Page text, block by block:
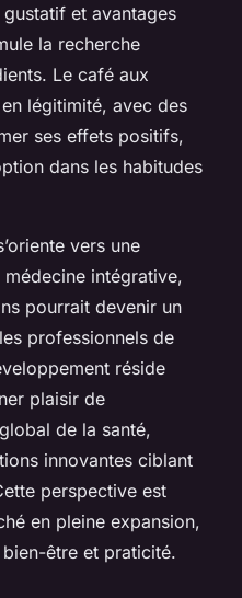
et avantages
la recherche
Le café aux
légitimité, avec des
ses effets positifs,
dans les habitudes
vers une
intégrative,
pourrait devenir un
professionnels de
réside
plaisir de
de la santé,
innovantes ciblant
perspective est
en pleine expansion,
être et praticité.